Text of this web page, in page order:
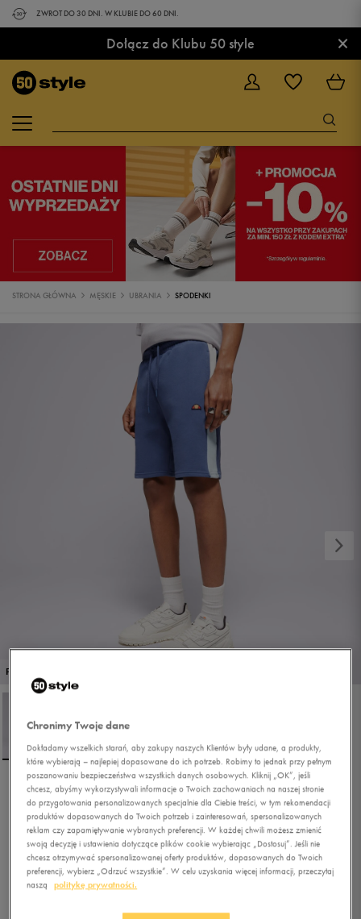
ZWROT DO 30 DNI. W KLUBIE DO 60 DNI.
Dołącz do Klubu 50 style ×
STRONA GŁÓWNA MĘSKIE UBRANIA SPODENKI
PROMO: DO -30%
ELLESSE SZORTY TURI
SHORT NAVY/BLUE/WHT
0.0 (0)
(cena bezpośrednio przed promocją)
-10%(najniższa cena z 30 dni przed obniżką)
89,99zł z Vat
Chronimy Twoje dane
Dokładamy wszelkich starań, aby zakupy naszych Klientów były udane, a produkty,
które wybierają – najlepiej dopasowane do ich potrzeb. Robimy to jednak przy pełnym
poszanowaniu bezpieczeństwa wszystkich danych osobowych. Kliknij „OK”, jeśli
chcesz, abyśmy wykorzystywali informacje o Twoich zachowaniach na naszej stronie
do przygotowania personalizowanych specjalnie dla Ciebie treści, w tym rekomendacji
produktów dopasowanych do Twoich potrzeb i zainteresowań, spersonalizowanych
reklam czy zapamiętywanie wybranych preferencji. W każdej chwili możesz zmienić
swoją decyzję i ustawienia dotyczące plików cookie wybierając „Dostosuj”. Jeśli nie
chcesz otrzymywać spersonalizowanej oferty produktów, dopasowanych do Twoich
preferencji, wybierz „Odrzuć wszystkie”. W celu uzyskania więcej informacji, przeczytaj
naszą
politykę prywatności.